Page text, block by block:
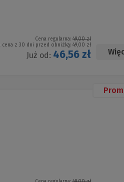
Cena regularna: 49,00 zł
cena z 30 dni przed obniżką: 49,00 zł
Już od: 46,56 zł